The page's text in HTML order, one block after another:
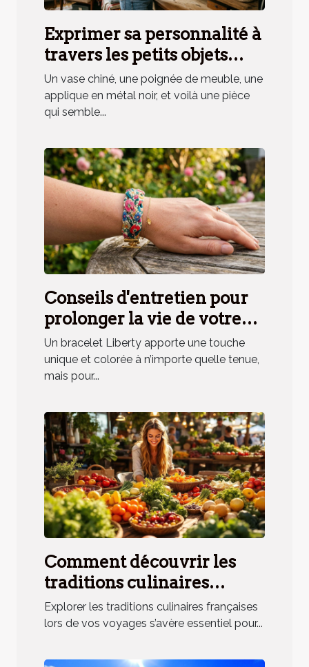
Exprimer sa personnalité à
travers les petits objets
déco, mythe ou réalité ?
Un vase chiné, une poignée de meuble, une
applique en métal noir, et voilà une pièce
qui semble...
Conseils d'entretien pour
prolonger la vie de votre
bracelet Liberty
Un bracelet Liberty apporte une touche
unique et colorée à n’importe quelle tenue,
mais pour...
Comment découvrir les
traditions culinaires
françaises lors de vos
voyages ?
Explorer les traditions culinaires françaises
lors de vos voyages s’avère essentiel pour...